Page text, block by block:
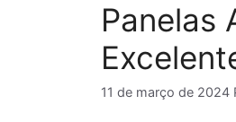
Panelas
11 de março de 2024